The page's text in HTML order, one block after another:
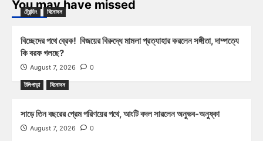
You may have missed
ট্রেন্ডিং বিনোদন
বিচ্ছেদের পথে ব্রেক! বিজয়ের বিরুদ্ধে মামলা প্রত্যাহার করলেন সঙ্গীতা, দাম্পত্যে
কি বরফ গলছে?
August 7, 2026 0
টলিপাড়া বিনোদন
সাড়ে তিন বছরের প্রেম পরিণয়ের পথে, আংটি বদল সারলেন অনুভব-অনুষ্কা
August 7, 2026 0